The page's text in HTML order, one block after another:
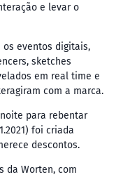
e levar o
os eventos digitais,
sketches
em real time e
com a marca.
para rebentar
foi criada
descontos.
da Worten, com